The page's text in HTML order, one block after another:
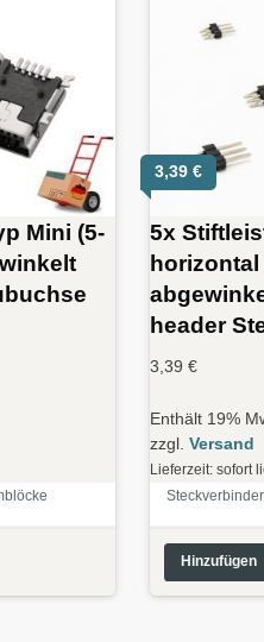
Mini (5-
3,39€
5x
horizontal
header
3,39€
Enthält 19%
zzgl.Versand
Lieferzeit: sofort
Hinzufügen